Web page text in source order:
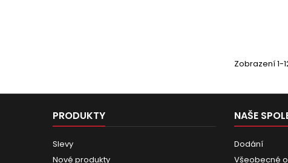
Zobrazení 1-
PRODUKTY
Slevy
Nové produkty
NAŠE
Dodání
Všeobecné